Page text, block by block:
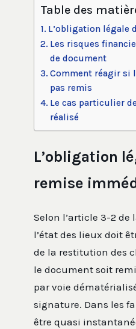
Table des
L’obligation légale
Les risques
de document
Comment réagir si
pas remis
Le cas particulier
réalisé
L’obligation
remise
Selon l’article 3-2 de
l’état des lieux doit
de la restitution des
le document soit
par voie
signature. Dans les
être quasi